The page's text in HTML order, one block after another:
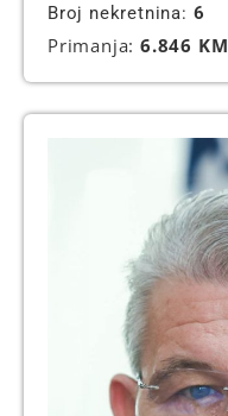
Broj nekretnina: 6
Primanja: 6.846 KM